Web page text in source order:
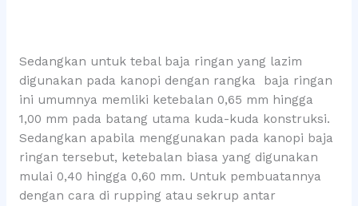
Sedangkan untuk tebal baja ringan yang lazim
digunakan pada kanopi dengan rangka baja ringan
ini umumnya memliki ketebalan 0,65 mm hingga
1,00 mm pada batang utama kuda-kuda konstruksi.
Sedangkan apabila menggunakan pada kanopi baja
ringan tersebut, ketebalan biasa yang digunakan
mulai 0,40 hingga 0,60 mm. Untuk pembuatannya
dengan cara di rupping atau sekrup antar